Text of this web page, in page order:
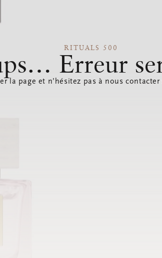
RITUALS 500
Erreur
la page et n’hésitez pas à nous